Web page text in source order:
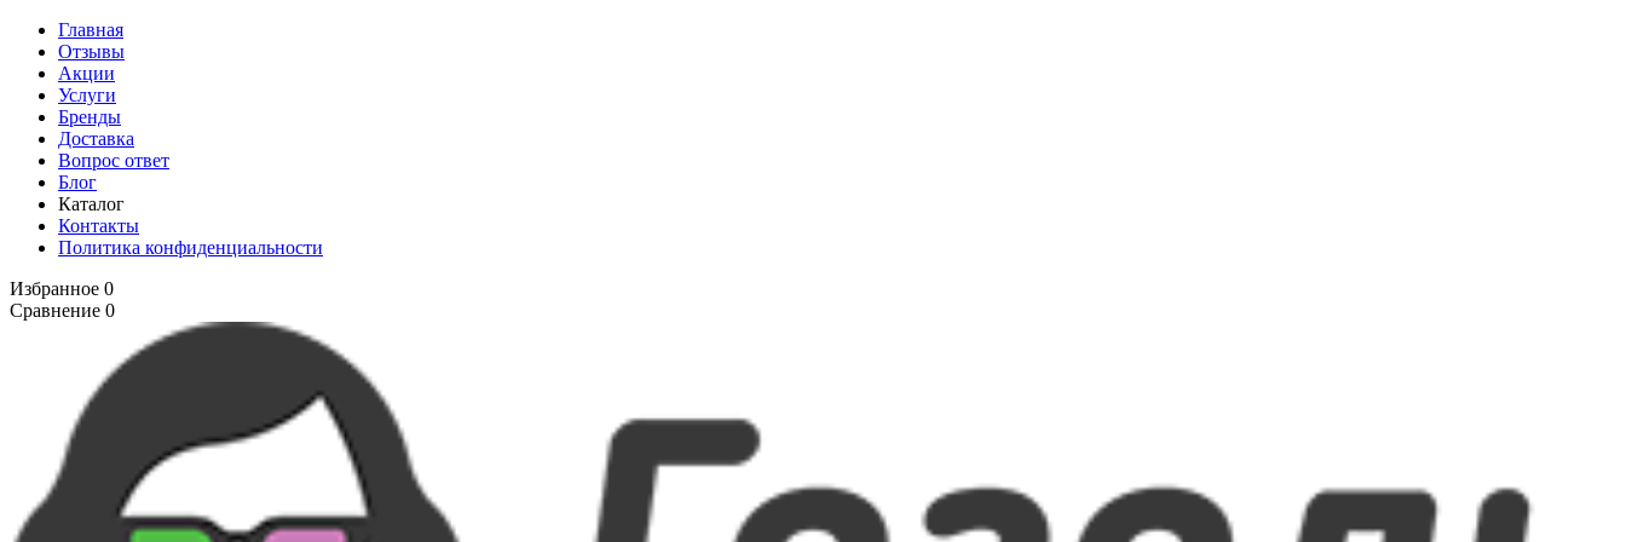
Главная
Отзывы
Акции
Услуги
Бренды
Доставка
Вопрос ответ
Блог
Каталог
Контакты
Политика конфиденциальности
Избранное 0
Сравнение 0